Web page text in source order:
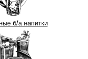
б/а напитки